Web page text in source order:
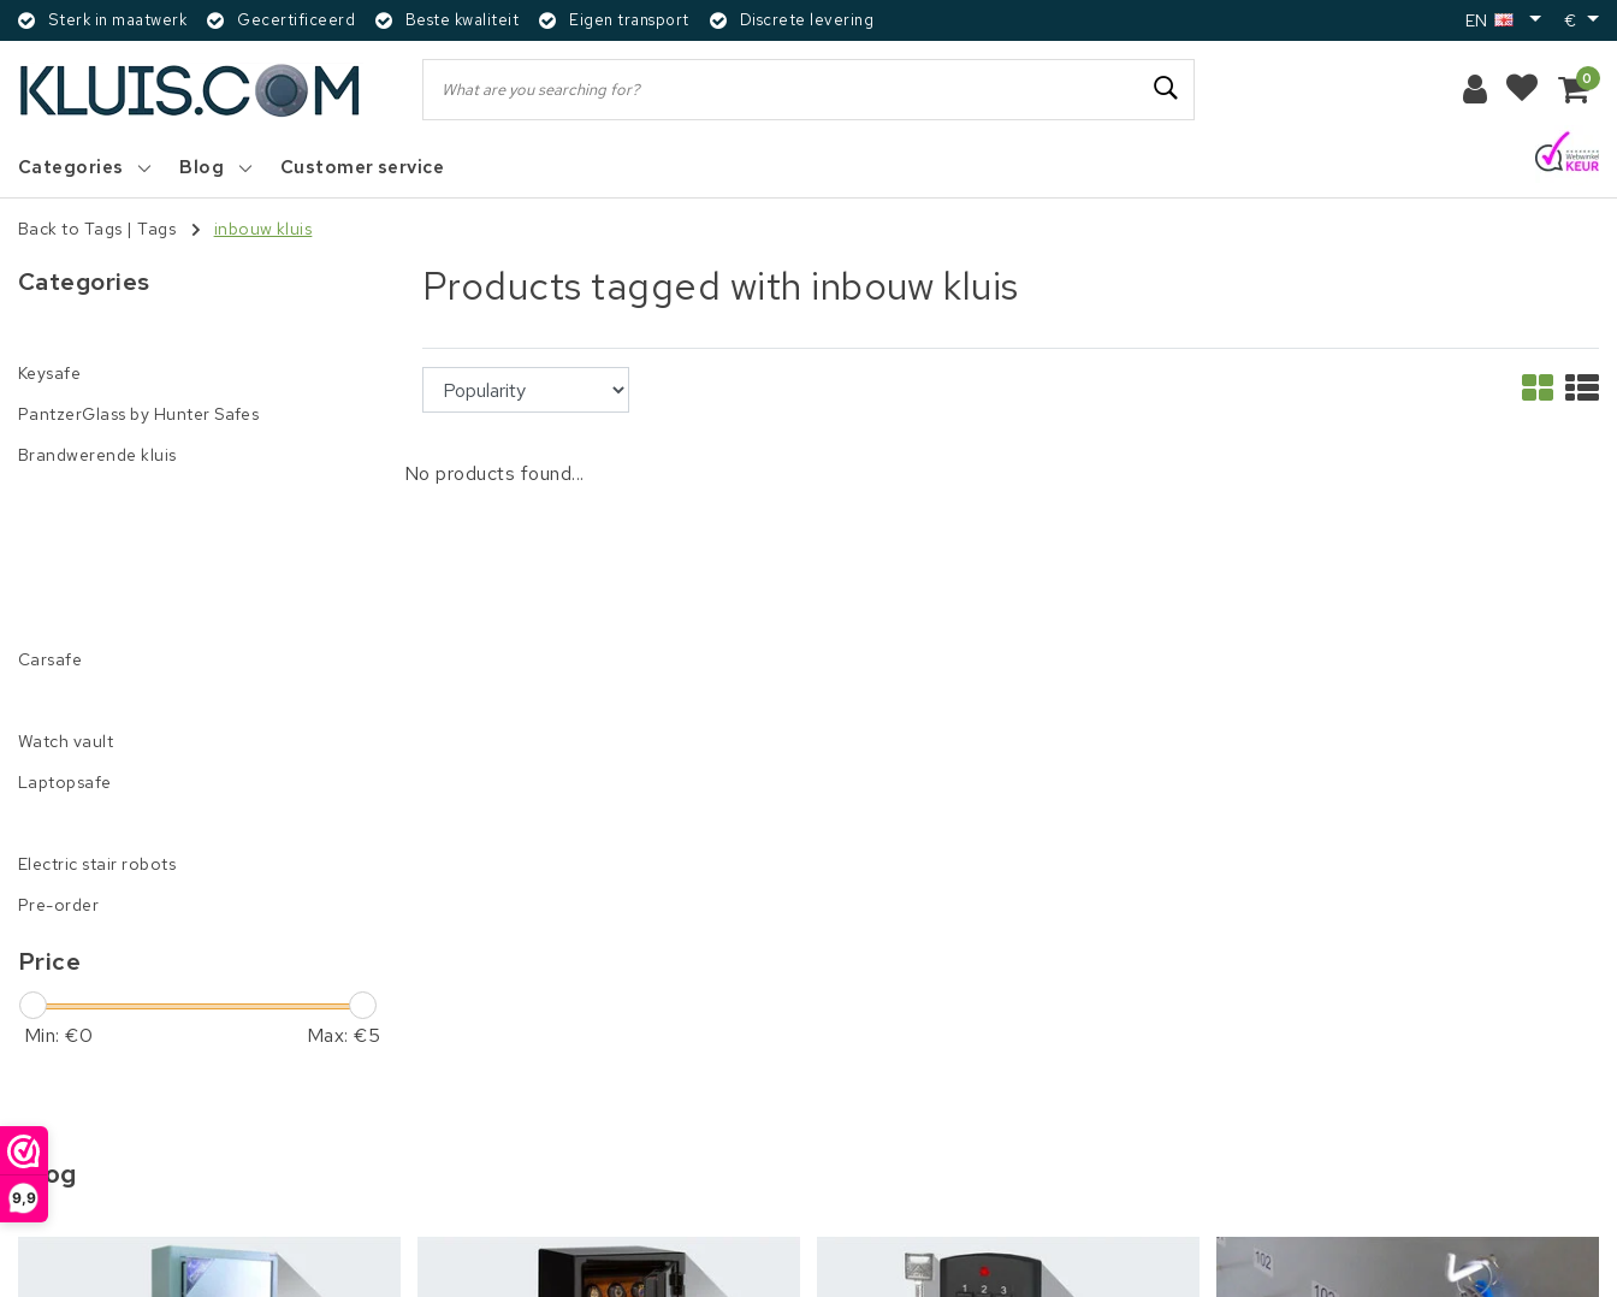
9,9
Sterk in maatwerk Gecertificeerd Beste kwaliteit Eigen transport Discrete levering EN €
0
Categories Blog Customer service
Back to Tags |Tags inbouw kluis
Categories
Keysafe
PantzerGlass by Hunter Safes
Brandwerende kluis
Carsafe
Watch vault
Laptopsafe
Electric stair robots
Pre-order
Price
Min: €0 Max: €5
Products tagged with inbouw kluis
No products found...
Blog